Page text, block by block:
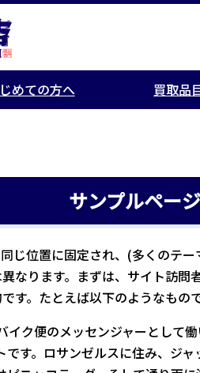
めての方へ 買取品
サンプルページ
じ位置に固定され、(多くのテ
なります。まずは、サイト訪
す。たとえば以下のようなもので
イク便のメッセンジャーとして
です。ロサンゼルスに住み、ジ